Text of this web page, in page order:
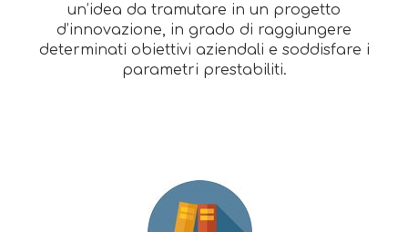
un’idea da tramutare in un progetto
d’innovazione, in grado di raggiungere
determinati obiettivi aziendali e soddisfare i
parametri prestabiliti.